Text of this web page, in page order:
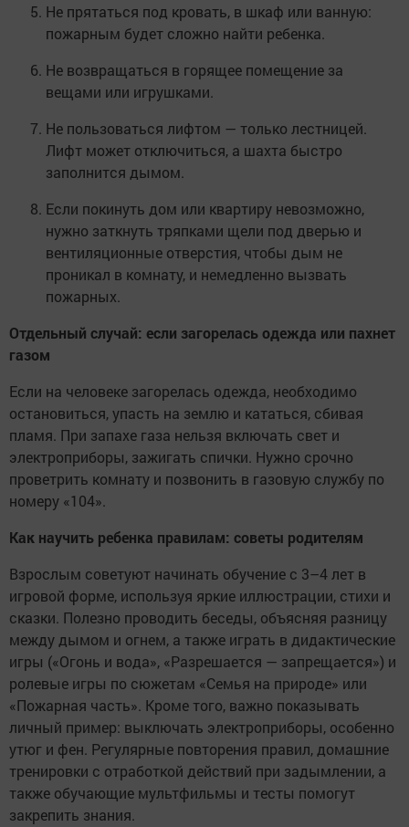
Не прятаться под кровать, в шкаф или ванную:
пожарным будет сложно найти ребенка.
Не возвращаться в горящее помещение за
вещами или игрушками.
Не пользоваться лифтом — только лестницей.
Лифт может отключиться, а шахта быстро
заполнится дымом.
Если покинуть дом или квартиру невозможно,
нужно заткнуть тряпками щели под дверью и
вентиляционные отверстия, чтобы дым не
проникал в комнату, и немедленно вызвать
пожарных.
Отдельный случай: если загорелась одежда или пахнет
газом
Если на человеке загорелась одежда, необходимо
остановиться, упасть на землю и кататься, сбивая
пламя. При запахе газа нельзя включать свет и
электроприборы, зажигать спички. Нужно срочно
проветрить комнату и позвонить в газовую службу по
номеру «104».
Как научить ребенка правилам: советы родителям
Взрослым советуют начинать обучение с 3–4 лет в
игровой форме, используя яркие иллюстрации, стихи и
сказки. Полезно проводить беседы, объясняя разницу
между дымом и огнем, а также играть в дидактические
игры («Огонь и вода», «Разрешается — запрещается») и
ролевые игры по сюжетам «Семья на природе» или
«Пожарная часть». Кроме того, важно показывать
личный пример: выключать электроприборы, особенно
утюг и фен. Регулярные повторения правил, домашние
тренировки с отработкой действий при задымлении, а
также обучающие мультфильмы и тесты помогут
закрепить знания.